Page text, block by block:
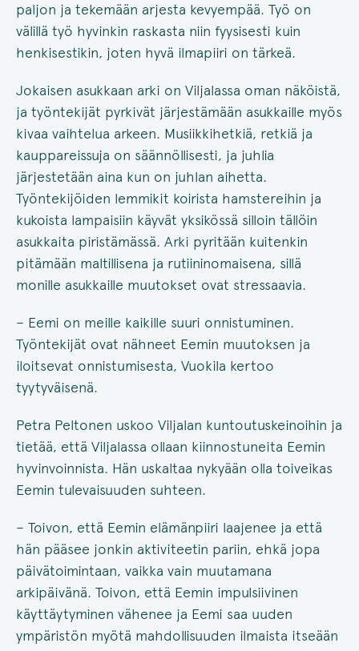
paljon ja tekemään arjesta kevyempää. Työ on
välillä työ hyvinkin raskasta niin fyysisesti kuin
henkisestikin, joten hyvä ilmapiiri on tärkeä.
Jokaisen asukkaan arki on Viljalassa oman näköistä,
ja työntekijät pyrkivät järjestämään asukkaille myös
kivaa vaihtelua arkeen. Musiikkihetkiä, retkiä ja
kauppareissuja on säännöllisesti, ja juhlia
järjestetään aina kun on juhlan aihetta.
Työntekijöiden lemmikit koirista hamstereihin ja
kukoista lampaisiin käyvät yksikössä silloin tällöin
asukkaita piristämässä. Arki pyritään kuitenkin
pitämään maltillisena ja rutiininomaisena, sillä
monille asukkaille muutokset ovat stressaavia.
– Eemi on meille kaikille suuri onnistuminen.
Työntekijät ovat nähneet Eemin muutoksen ja
iloitsevat onnistumisesta, Vuokila kertoo
tyytyväisenä.
Petra Peltonen uskoo Viljalan kuntoutuskeinoihin ja
tietää, että Viljalassa ollaan kiinnostuneita Eemin
hyvinvoinnista. Hän uskaltaa nykyään olla toiveikas
Eemin tulevaisuuden suhteen.
– Toivon, että Eemin elämänpiiri laajenee ja että
hän pääsee jonkin aktiviteetin pariin, ehkä jopa
päivätoimintaan, vaikka vain muutamana
arkipäivänä. Toivon, että Eemin impulsiivinen
käyttäytyminen vähenee ja Eemi saa uuden
ympäristön myötä mahdollisuuden ilmaista itseään